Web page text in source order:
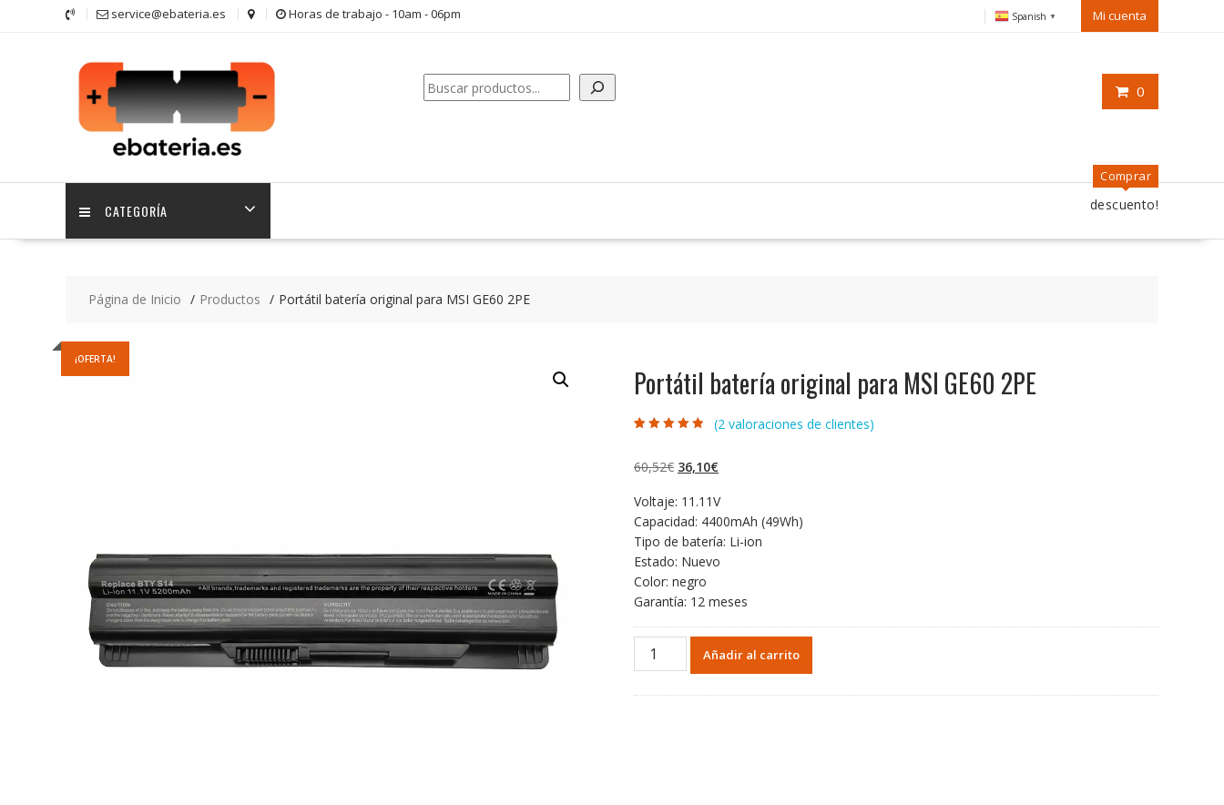
service@ebateria.es Horas de trabajo - 10am - 06pm Spanish ▼ Mi cuenta
0
Buscar
CATEGORÍA
Comprar
descuento!
Página de Inicio Productos Portátil batería original para MSI GE60 2PE
¡OFERTA!
Portátil batería original para MSI GE60 2PE
base a
valoraciones
(2 valoraciones de clientes)
60,52€ El
original
era:
60,52€.
36,10€El
actual
es:
36,10€.
Voltaje: 11.11V
Capacidad: 4400mAh (49Wh)
Tipo de batería: Li-ion
Estado: Nuevo
Color: negro
Garantía: 12 meses
Portátil
Añadir al carrito